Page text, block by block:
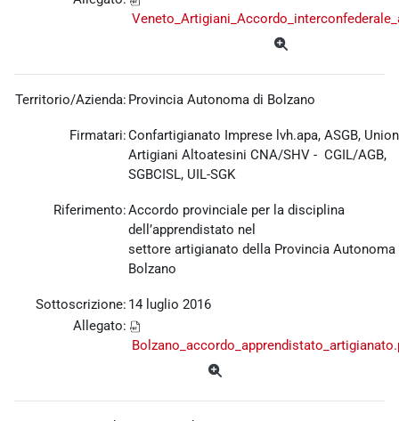
Territorio/Azienda: Provincia Autonoma di Bolzano
Firmatari:Confartigianato Imprese lvh.apa, ASGB,
Artigiani Altoatesini CNA/SHV - CGIL/AGB,
SGBCISL, UIL-SGK
Riferimento:Accordo provinciale per la disciplina
dell’apprendistato nel
settore artigianato della Provincia Autonoma
Bolzano
Sottoscrizione: 14 luglio 2016
Allegato: